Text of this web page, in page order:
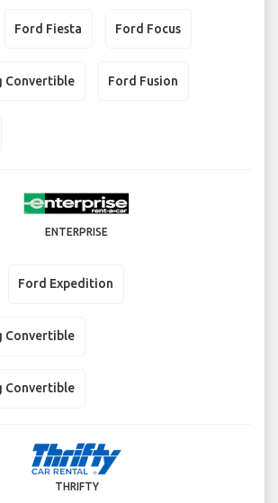
Ford Fiesta Ford Focus
Convertible Ford Fusion
ENTERPRISE
Ford Expedition
Convertible
Convertible
THRIFTY